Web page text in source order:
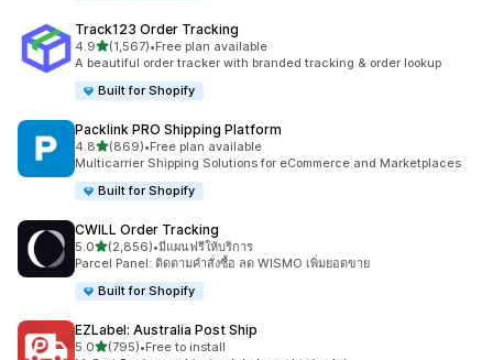
Track123 Order Tracking
4.9เต็ม 5 ดาว
(1,567)
ทั้งหมด 1567 รีวิว
•Free plan available
A beautiful order tracker with branded tracking & order lookup
Built for Shopify
Packlink PRO Shipping Platform
4.8เต็ม 5 ดาว
(869)
ทั้งหมด 869 รีวิว
•Free plan available
Multicarrier Shipping Solutions for eCommerce and Marketplaces
Built for Shopify
CWILL Order Tracking
5.0เต็ม 5 ดาว
(2,856)
ทั้งหมด 2856 รีวิว
•มีแผนฟรีให้บริการ
Parcel Panel: ติดตามคำสั่งซื้อ ลด WISMO เพิ่มยอดขาย
Built for Shopify
EZLabel: Australia Post Ship
5.0เต็ม 5 ดาว
(795)
ทั้งหมด 795 รีวิว
•Free to install